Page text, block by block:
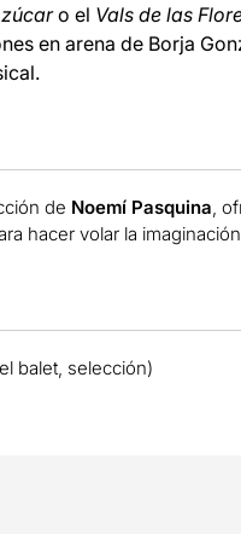
o el Vals de las
en arena de Borja
de Noemí Pasquina ,
hacer volar la
balet, selección)